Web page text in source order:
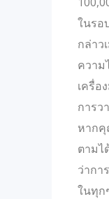
ในรอ
กล่าว
ความ
เครื่อ
การว
หากคุ
ตามไ
ว่ากา
ในทุก